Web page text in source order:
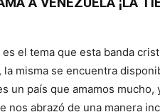
es el tema que esta banda
misma se encuentra
un país que amamos
nos abrazó de una manera